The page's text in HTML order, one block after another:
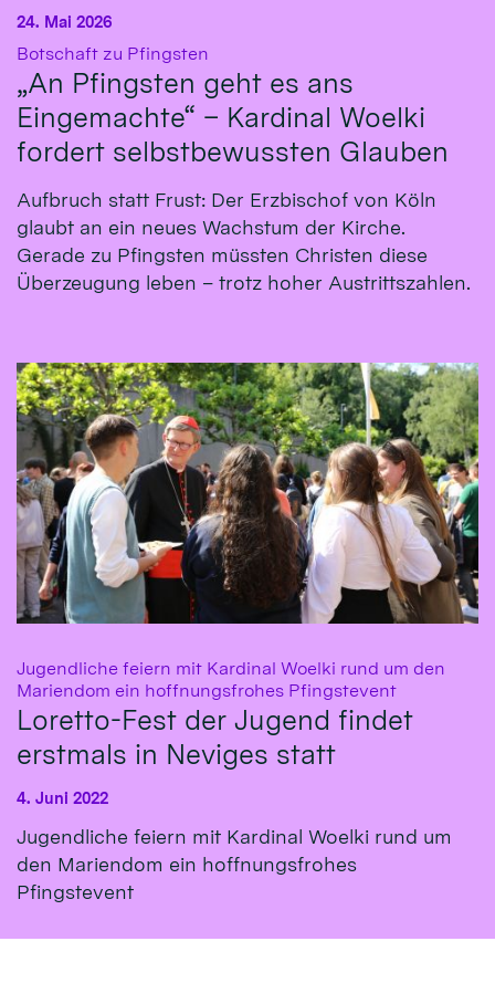
Botschaft zu Pfingsten
„An Pfingsten geht es ans
Eingemachte“ – Kardinal Woelki
fordert selbstbewussten Glauben
24. Mai 2026
Aufbruch statt Frust: Der Erzbischof von Köln
glaubt an ein neues Wachstum der Kirche.
Gerade zu Pfingsten müssten Christen diese
Überzeugung leben – trotz hoher Austrittszahlen.
Jugendliche feiern mit Kardinal Woelki rund um den
Mariendom ein hoffnungsfrohes Pfingstevent:
Loretto-Fest der Jugend findet
erstmals in Neviges statt
4. Juni 2022
Jugendliche feiern mit Kardinal Woelki rund um
den Mariendom ein hoffnungsfrohes
Pfingstevent